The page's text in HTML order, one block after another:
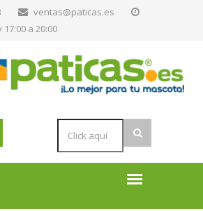
ventas@paticas.es
17:00 a 20:00